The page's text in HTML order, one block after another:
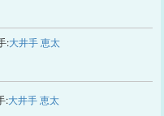
:大井手 恵太
:大井手 恵太